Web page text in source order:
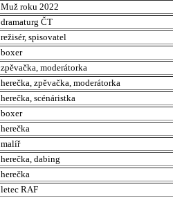
Muž roku 2022
dramaturg ČT
režisér, spisovatel
boxer
zpěvačka, moderátorka
herečka, zpěvačka, moderátorka
herečka, scénáristka
boxer
herečka
malíř
herečka, dabing
herečka
letec RAF